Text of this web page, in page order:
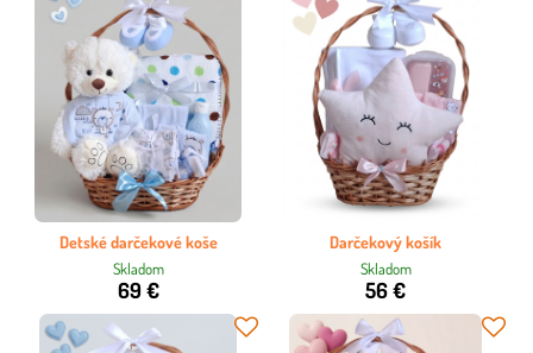
Detské darčekové koše
Skladom
69 €
Darčekový košík
Skladom
56 €